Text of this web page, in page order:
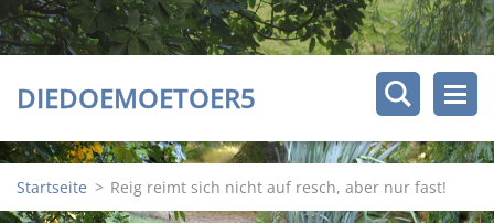
DIEDOEMOETOER5
Startseite > Reig reimt sich nicht auf resch, aber nur fast!